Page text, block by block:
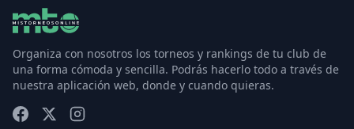
Organiza con nosotros los torneos y rankings de tu club de
una forma cómoda y sencilla. Podrás hacerlo todo a través de
nuestra aplicación web, donde y cuando quieras.